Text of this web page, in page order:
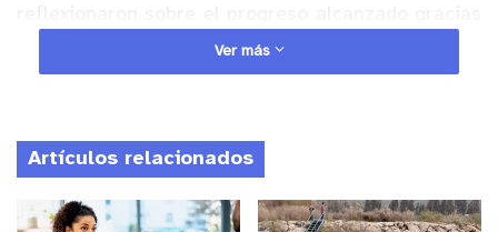
al programa en lo que va del 2023. El encuentro
comunal de mujeres, además de brindar un espacio
ellas.
Anuncio Patrocinado
Ver más
Artículos relacionados